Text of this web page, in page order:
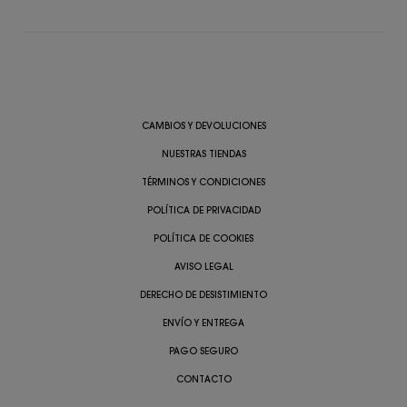
CAMBIOS Y DEVOLUCIONES
NUESTRAS TIENDAS
TÉRMINOS Y CONDICIONES
POLÍTICA DE PRIVACIDAD
POLÍTICA DE COOKIES
AVISO LEGAL
DERECHO DE DESISTIMIENTO
ENVÍO Y ENTREGA
PAGO SEGURO
CONTACTO